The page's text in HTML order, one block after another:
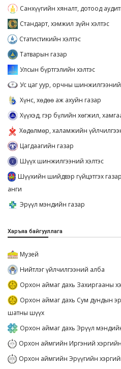
Санхүүгийн хяналт, дотоод
Стандарт, хэмжил зүйн хэлтэс
Статистикийн хэлтэс
Татварын газар
Улсын бүртгэлийн хэлтэс
Ус цаг уур, орчны шинжилгээний
Хүнс, хөдөө аж ахуйн газар
Хүүхэд, гэр бүлийн хөгжил,
Хөдөлмөр, халамжийн
Цагдаагийн газар
Шүүх шинжилгээний хэлтэс
Шүүхийн шийдвэр гүйцэтгэх
анги
Эрүүл мэндийн газар
Харъяа байгууллага
Музей
Нийтлэг үйлчилгээний алба
Орхон аймаг дахь Захиргааны
Орхон аймаг дахь Сум дундын
шатны шүүх
Орхон аймаг дахь Эрүүл
Орхон аймгийн Иргэний
Орхон аймгийн Эрүүгийн